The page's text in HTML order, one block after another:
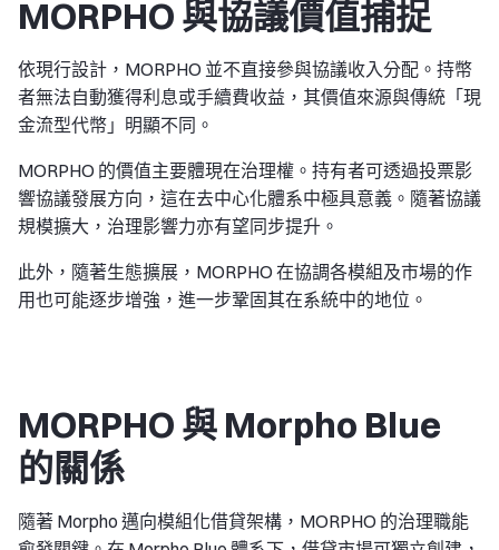
MORPHO 與協議價值捕捉
依現行設計，MORPHO 並不直接參與協議收入分配。持幣
者無法自動獲得利息或手續費收益，其價值來源與傳統「現
金流型代幣」明顯不同。
MORPHO 的價值主要體現在治理權。持有者可透過投票影
響協議發展方向，這在去中心化體系中極具意義。隨著協議
規模擴大，治理影響力亦有望同步提升。
此外，隨著生態擴展，MORPHO 在協調各模組及市場的作
用也可能逐步增強，進一步鞏固其在系統中的地位。
MORPHO 與 Morpho Blue
的關係
隨著 Morpho 邁向模組化借貸架構，MORPHO 的治理職能